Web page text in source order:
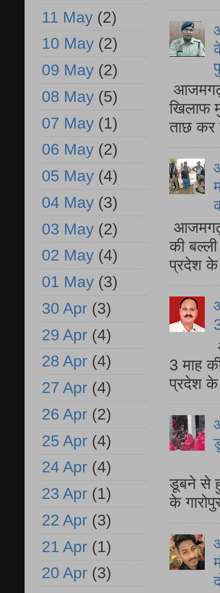
आजमगढ़
खिलाफ
ताछ कर
आजमगढ़
की
प्रदेश
3 माह
प्रदेश
डूबने से
के
11 May (2)
10 May (2)
09 May (2)
08 May (5)
07 May (1)
06 May (2)
05 May (4)
04 May (3)
03 May (2)
02 May (4)
01 May (3)
30 Apr (3)
29 Apr (4)
28 Apr (4)
27 Apr (4)
26 Apr (2)
25 Apr (4)
24 Apr (4)
23 Apr (1)
22 Apr (3)
21 Apr (1)
20 Apr (3)